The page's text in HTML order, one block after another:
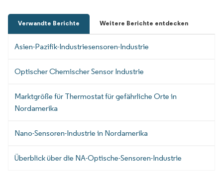
Verwandte Berichte Weitere Berichte entdecken
Asien-Pazifik-Industriesensoren-Industrie
Optischer Chemischer Sensor Industrie
Marktgröße für Thermostat für gefährliche Orte in
Nordamerika
Nano-Sensoren-Industrie in Nordamerika
Überblick über die NA-Optische-Sensoren-Industrie